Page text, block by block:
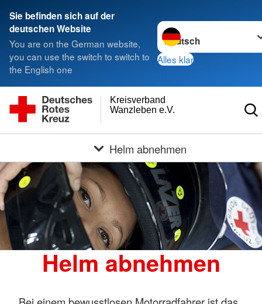
Sie befinden sich auf der
deutschen Website
You are on the German website,
you can use the switch to switch to
the English one
Sprache wechseln zu
Alles klar
Wanzleben e.V.
Kreisverband
Helm abnehmen
Helm abnehmen